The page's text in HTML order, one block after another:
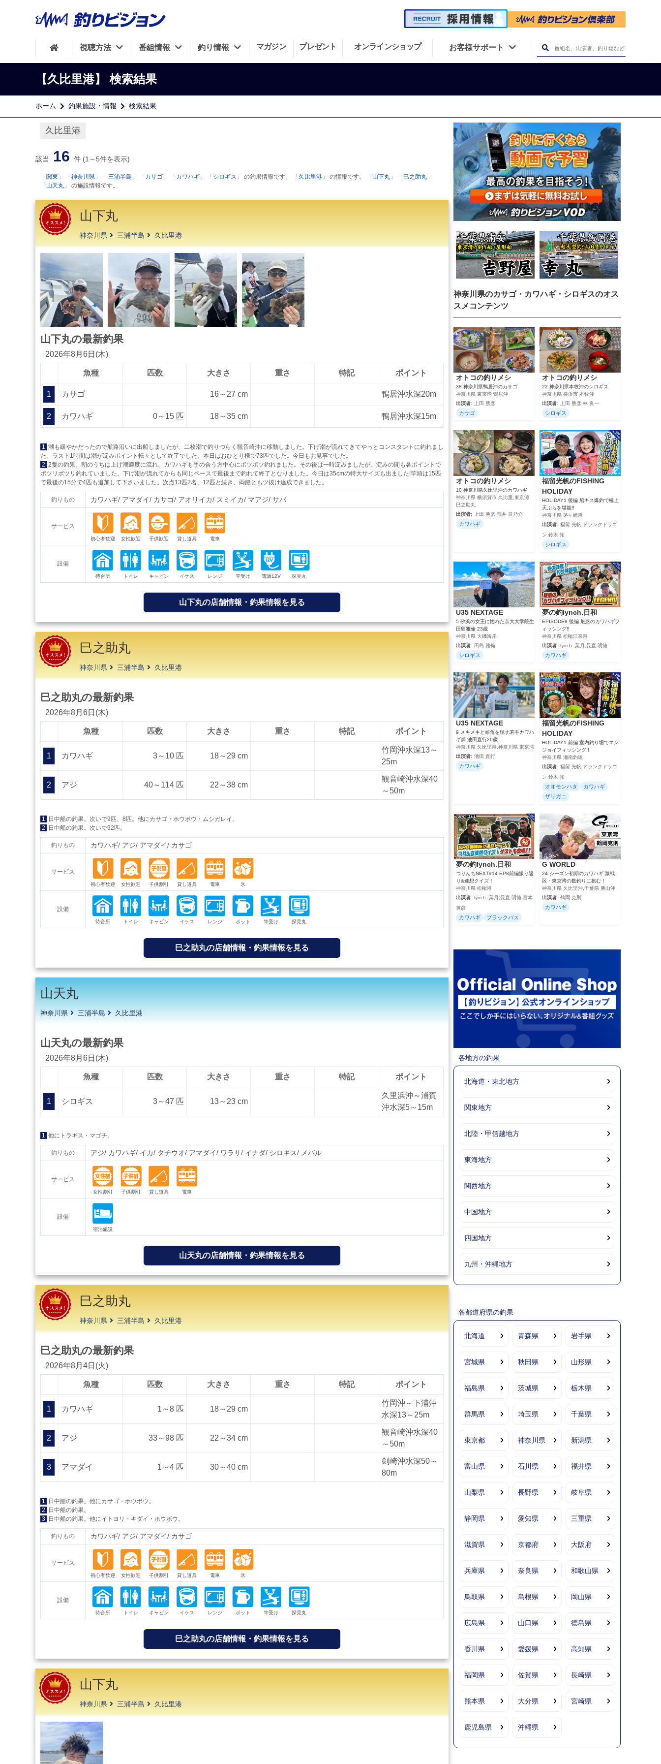
視聴方法 番組情報 釣り情報 マガジン プレゼント オンラインショップ お客様サポート
【久比里港】 検索結果
ホーム 釣果施設・情報 検索結果
久比里港
該当 16 件 (1～5件を表示)
「 関東 」 「 神奈川県 」 「 三浦半島 」 「 カサゴ 」 「 カワハギ 」 「 シロギス 」 の釣果情報です。 「 久比里港 」 の情報です。 「 山下丸 」 「 巳之助丸 」
「 山天丸 」 の施設情報です。
山下丸
神奈川県 三浦半島 久比里港
山下丸の最新釣果
2026年8月6日(木)
魚種 匹数 大きさ 重さ 特記 ポイント
1 カサゴ 16～27 cm 鴨居沖水深20m
2 カワハギ 0～15 匹 18～35 cm 鴨居沖水深15m
1 潮も緩やかだったので航路沿いに出船しましたが、二枚潮で釣りづらく観音崎沖に移動しました。下げ潮が流れてきてやっとコンスタントに釣れまし
た。ラスト1時間は潮が淀みポイント転々として終了でした。本日はおひとり様で73匹でした。今日もお見事でした。
2 2隻の釣果。朝のうちは上げ潮適度に流れ、カワハギも手の合う方中心にポツポツ釣れました。その後は一時淀みましたが、淀みの間も各ポイントで
ポツリポツリ釣れていました。下げ潮が流れてからも同じペースで最後まで釣れて終了となりました。今日は35cmの特大サイズも出ました!竿頭は15匹
で最後の15分で4匹も追加して下さいました。次点13匹2名、12匹と続き、両船ともツ抜け達成できました。
釣りもの カワハギ アマダイ カサゴ アオリイカ スミイカ マアジ サバ
サービス
設備
山下丸の店舗情報・釣果情報を見る
巳之助丸
神奈川県 三浦半島 久比里港
巳之助丸の最新釣果
2026年8月6日(木)
魚種 匹数 大きさ 重さ 特記 ポイント
1 カワハギ 3～10 匹 18～29 cm
竹岡沖水深13～
25m
2 アジ 40～114 匹 22～38 cm
観音崎沖水深40
～50m
1
日中船の釣果。次いで9匹、8匹。他にカサゴ・ホウボウ・ムシガレイ。
2
日中船の釣果。次いで92匹。
釣りもの カワハギ アジ アマダイ カサゴ
サービス
設備
巳之助丸の店舗情報・釣果情報を見る
山天丸
神奈川県 三浦半島 久比里港
山天丸の最新釣果
2026年8月6日(木)
魚種 匹数 大きさ 重さ 特記 ポイント
1 シロギス 3～47 匹 13～23 cm
久里浜沖～浦賀
沖水深5～15m
1 他にトラギス・マゴチ。
釣りもの アジ カワハギ イカ タチウオ アマダイ ワラサ イナダ シロギス メバル
サービス
設備
山天丸の店舗情報・釣果情報を見る
巳之助丸
神奈川県 三浦半島 久比里港
巳之助丸の最新釣果
2026年8月4日(火)
魚種 匹数 大きさ 重さ 特記 ポイント
1 カワハギ 1～8 匹 18～29 cm
竹岡沖～下浦沖
水深13～25m
2 アジ 33～98 匹 22～34 cm
観音崎沖水深40
～50m
3 アマダイ 1～4 匹 30～40 cm
剣崎沖水深50～
80m
1
日中船の釣果。他にカサゴ・ホウボウ。
2
日中船の釣果。
3
日中船の釣果。他にイトヨリ・キダイ・ホウボウ。
釣りもの カワハギ アジ アマダイ カサゴ
サービス
設備
巳之助丸の店舗情報・釣果情報を見る
山下丸
神奈川県 三浦半島 久比里港
神奈川県のカサゴ・カワハギ・シロギスのオス
スメコンテンツ
オトコの釣りメシ
38 神奈川県鴨居沖のカサゴ
神奈川県 東京湾 鴨居沖
出演者: 上田 勝彦
カサゴ
オトコの釣りメシ
22 神奈川県本牧沖のシロギス
神奈川県 横浜市 本牧沖
出演者: 上田 勝彦,林 良一
シロギス
オトコの釣りメシ
10 神奈川県久比里沖のカワハギ
神奈川県 横須賀市 久比里,東京湾
巳之助丸
出演者:
上田 勝彦,荒井 良乃介
カワハギ
福留光帆のFISHING
HOLIDAY
HOLIDAY1 後編 船キス爆釣で極上
天ぷらを堪能!!
神奈川県 茅ヶ崎港
出演者: 福留 光帆,ドランクドラゴ
ン 鈴木 拓
シロギス
U35 NEXTAGE
5 砂浜の女王に惚れた京大大学院生
田島雅倫 23歳
神奈川県 大磯海岸
出演者: 田島 雅倫
シロギス
夢の釣lynch.日和
EPISODE8 後編 魅惑のカワハギフ
ィッシング!!
神奈川県 松輪江奈港
出演者: lynch.,葉月,晁直,明徳
カワハギ
U35 NEXTAGE
9 メキメキと頭角を現す若手カワハ
ギ師 池田直行20歳
神奈川県 久比里港,神奈川県 東京湾
出演者: 池田 直行
カワハギ
福留光帆のFISHING
HOLIDAY
HOLIDAY1 前編 室内釣り堀でエン
ジョイフィッシング!!
神奈川県 湘南釣堀
出演者: 福留 光帆,ドランクドラゴ
ン 鈴木 拓
オオモンハタ
カワハギ
ザリガニ
夢の釣lynch.日和
つりんちNEXT#14 EP8前編振り返
り&連想クイズ！
神奈川県 松輪港
出演者: lynch.,葉月,晁直,明徳,宮本
英彦
カワハギ ブラックバス
G WORLD
24 シーズン初期のカワハギ 激戦
区・東京湾の数釣りに挑む！
神奈川県 久比里沖,千葉県 勝山沖
出演者: 鶴岡 克則
カワハギ
各地方の釣果
北海道・東北地方
関東地方
北陸・甲信越地方
東海地方
関西地方
中国地方
四国地方
九州・沖縄地方
各都道府県の釣果
北海道 青森県 岩手県
宮城県 秋田県 山形県
福島県 茨城県 栃木県
群馬県 埼玉県 千葉県
東京都 神奈川県 新潟県
富山県 石川県 福井県
山梨県 長野県 岐阜県
静岡県 愛知県 三重県
滋賀県 京都府 大阪府
兵庫県 奈良県 和歌山県
鳥取県 島根県 岡山県
広島県 山口県 徳島県
香川県 愛媛県 高知県
福岡県 佐賀県 長崎県
熊本県 大分県 宮崎県
鹿児島県 沖縄県